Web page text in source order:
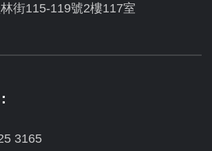
街115-119號2樓117室
3165